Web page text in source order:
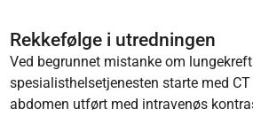
Rekkefølge i utredningen
Ved begrunnet mistanke om
spesialisthelsetjenesten starte med
abdomen utført med intravenøs